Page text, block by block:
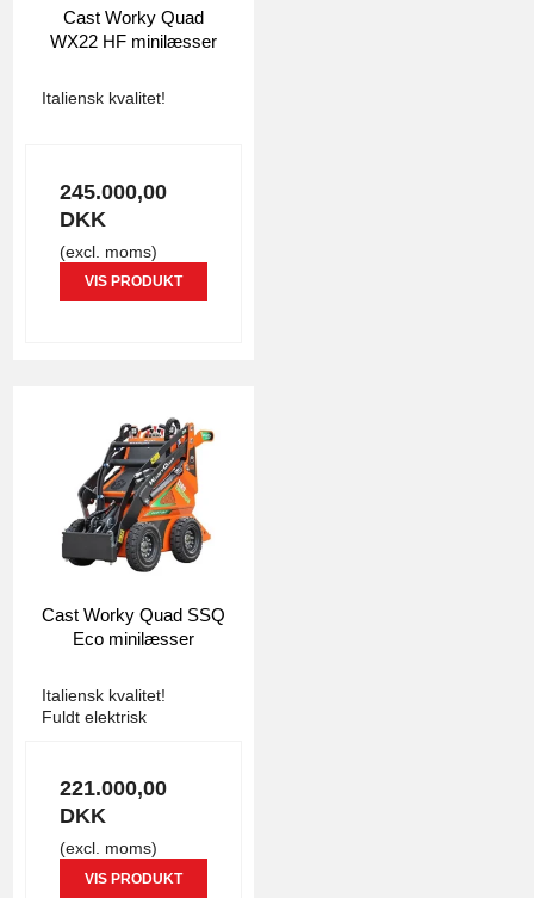
Cast Worky Quad
WX22 HF minilæsser
Italiensk kvalitet!
245.000,00
DKK
(excl. moms)
VIS PRODUKT
Cast Worky Quad SSQ
Eco minilæsser
Italiensk kvalitet!
Fuldt elektrisk
221.000,00
DKK
(excl. moms)
VIS PRODUKT